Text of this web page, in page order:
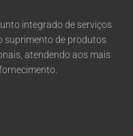
integrado de serviços
suprimento de produtos
atendendo aos mais